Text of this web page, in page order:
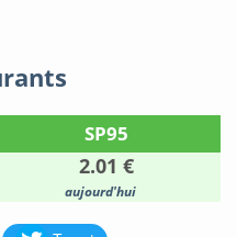
SP95
2.01 €
aujourd'hui